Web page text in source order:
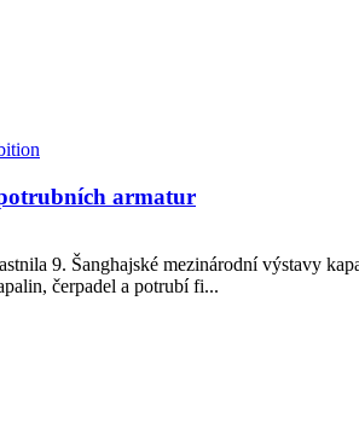
armatur
9. Šanghajské mezinárodní výstavy
čerpadel a potrubí fi...